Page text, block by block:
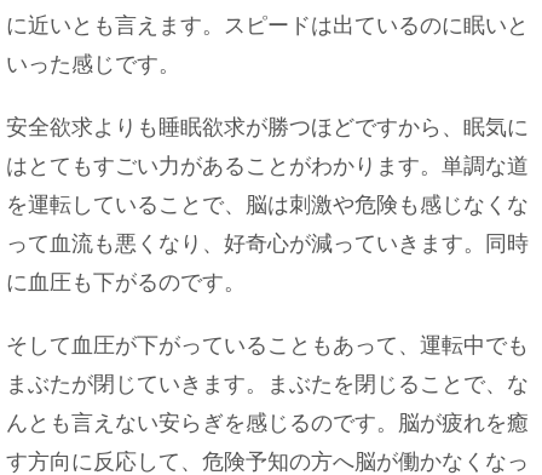
に近いとも言えます。スピードは出ているのに眠いと
いった感じです。
安全欲求よりも睡眠欲求が勝つほどですから、眠気に
はとてもすごい力があることがわかります。単調な道
を運転していることで、脳は刺激や危険も感じなくな
って血流も悪くなり、好奇心が減っていきます。同時
に血圧も下がるのです。
そして血圧が下がっていることもあって、運転中でも
まぶたが閉じていきます。まぶたを閉じることで、な
んとも言えない安らぎを感じるのです。脳が疲れを癒
す方向に反応して、危険予知の方へ脳が働かなくなっ